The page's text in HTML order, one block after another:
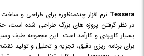
Tessera نرم افزار چندمنظوره برای طراحی و
در نظر گرفتن پروژه های بزرگ طراحی شده است،
بسیار کاربردی و کارآمد است. این مجموعه طیف
برای برنامه ریزی دقیق، تجزیه و تحلیل و تولید